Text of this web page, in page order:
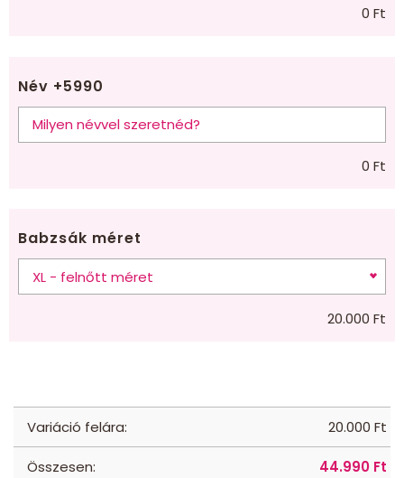
0 Ft
Név +5990
0 Ft
Babzsák méret
20.000 Ft
Variáció felára: 20.000 Ft
Összesen: 44.990 Ft